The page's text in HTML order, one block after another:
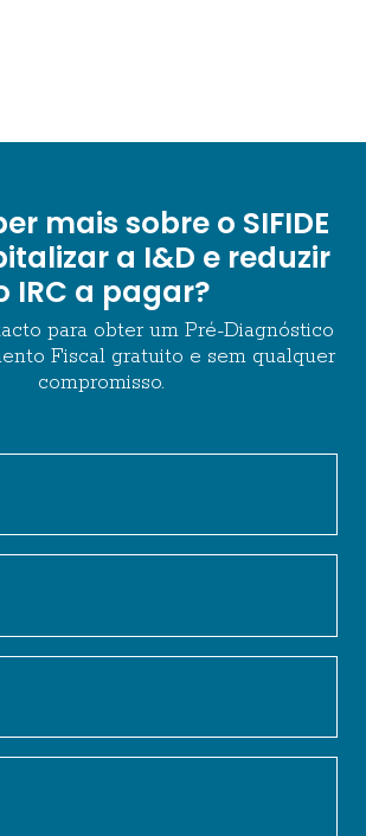
mais sobre o SIFIDE
a I&D e reduzir
IRC a pagar?
para obter um Pré-Diagnóstico
Fiscal gratuito e sem qualquer
compromisso.